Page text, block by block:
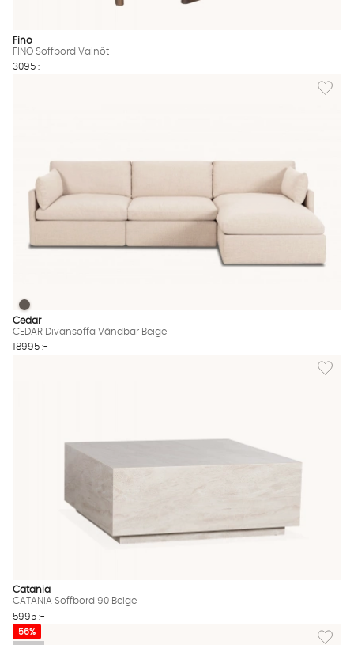
Fino
FINO Soffbord Valnöt
3095 :-
Lägg
CEDAR Divansoffa Vändbar Beige Finns även i dessa färger:
CEDAR Divansoffa Vändbar Beige
Cedar
CEDAR Divansoffa Vändbar Beige
18995 :-
Lägg
Catania
CATANIA Soffbord 90 Beige
5995 :-
Lägg
56%